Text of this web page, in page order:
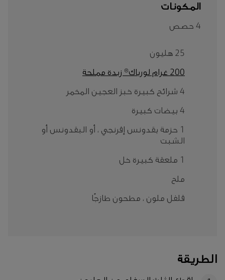
المكونات
4 حصص
25 هليون
200 غرام لورباك® زبدة مملحة
4 شرائح كبيرة خبز العجين المخمر
4 بيضات كبيرة
1 حزمة بقدونس إفرنجي ، أو البقدونس أو
الشبت
1 ملعقة كبيرة خل
ملح
فلفل ملون ، مطحون طازجًا
الطريقة